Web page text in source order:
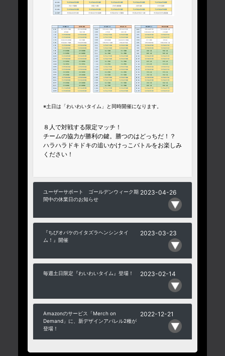
※土日は「わいわいタイム」と同時開催になります。
８人で対戦する限定マッチ！
チームの協力が勝利の鍵。勝つのはどっちだ！？
ハラハラドキドキの追いかけっこバトルをお楽しみ
ください！
ユーザーサポート ゴールデンウィーク期
間中の休業日のお知らせ
2023-04-26
『ちびオバケのイタズラヘンシンタイ
ム！』開催
2023-03-23
毎週土日限定『わいわいタイム』登場！ 2023-02-14
Amazonのサービス「Merch on
Demand」に、新デザインアパレル2種が
登場！
2022-12-21